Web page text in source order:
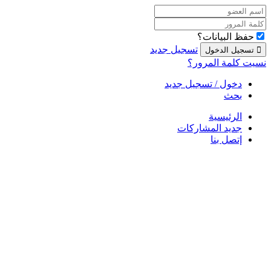
حفظ البيانات؟
تسجيل جديد
نسيت كلمة المرور؟
دخول / تسجيل جديد
بحث
الرئيسية
جديد المشاركات
إتصل بنا